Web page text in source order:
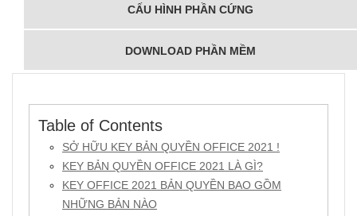
CẤU HÌNH PHẦN CỨNG
DOWNLOAD PHẦN MỀM
Table of Contents
SỞ HỮU KEY BẢN QUYỀN OFFICE 2021 !
KEY BẢN QUYỀN OFFICE 2021 LÀ GÌ?
KEY OFFICE 2021 BẢN QUYỀN BAO GỒM
NHỮNG BẢN NÀO